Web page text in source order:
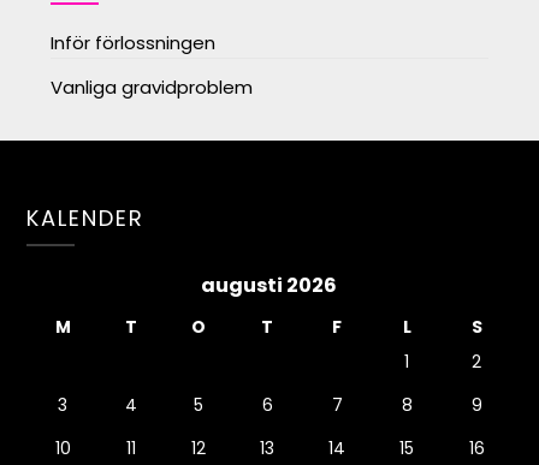
Inför förlossningen
Vanliga gravidproblem
KALENDER
augusti 2026
M T O T F L
S
1
2
3
4 5 6 7 8
9
10
11 12 13 14 15
16